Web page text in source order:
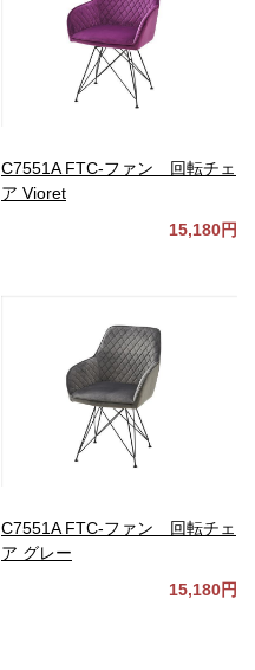
C7551A FTC-ファン 回転チェ
ア Vioret
15,180円
C7551A FTC-ファン 回転チェ
ア グレー
15,180円